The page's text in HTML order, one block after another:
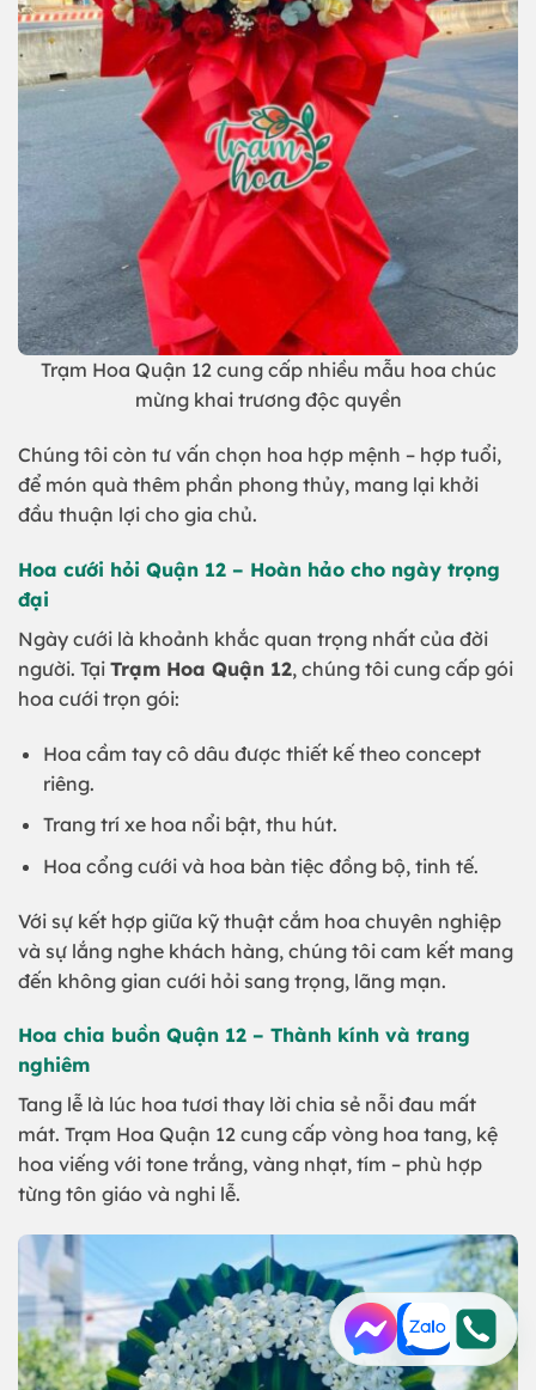
Trạm Hoa Quận 12 cung cấp nhiều mẫu hoa chúc
mừng khai trương độc quyền
Chúng tôi còn tư vấn chọn hoa hợp mệnh – hợp tuổi,
để món quà thêm phần phong thủy, mang lại khởi
đầu thuận lợi cho gia chủ.
Hoa cưới hỏi Quận 12 – Hoàn hảo cho ngày trọng
đại
Ngày cưới là khoảnh khắc quan trọng nhất của đời
người. Tại Trạm Hoa Quận 12, chúng tôi cung cấp gói
hoa cưới trọn gói:
Hoa cầm tay cô dâu được thiết kế theo concept
riêng.
Trang trí xe hoa nổi bật, thu hút.
Hoa cổng cưới và hoa bàn tiệc đồng bộ, tinh tế.
Với sự kết hợp giữa kỹ thuật cắm hoa chuyên nghiệp
và sự lắng nghe khách hàng, chúng tôi cam kết mang
đến không gian cưới hỏi sang trọng, lãng mạn.
Hoa chia buồn Quận 12 – Thành kính và trang
nghiêm
Tang lễ là lúc hoa tươi thay lời chia sẻ nỗi đau mất
mát. Trạm Hoa Quận 12 cung cấp vòng hoa tang, kệ
hoa viếng với tone trắng, vàng nhạt, tím – phù hợp
từng tôn giáo và nghi lễ.